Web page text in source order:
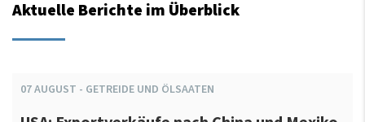
Aktuelle Berichte im Überblick
07AUGUST - GETREIDE UND ÖLSAATEN